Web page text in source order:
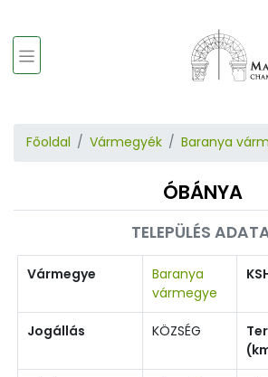
Főoldal Vármegyék Baranya
ÓBÁNYA
TELEPÜLÉS
Vármegye
Baranya
vármegye
Jogállás KÖZSÉG